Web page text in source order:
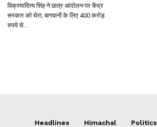
विक्रमादित्य सिंह ने छात्र आंदोलन पर केंद्र
सरकार को घेरा; बागवानों के लिए 400 करोड़
रुपये से...
Headlines Himachal Politics